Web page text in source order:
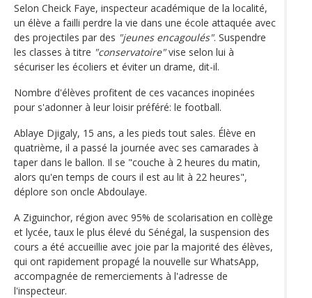
Selon Cheick Faye, inspecteur académique de la localité,
un élève a failli perdre la vie dans une école attaquée avec
des projectiles par des "jeunes encagoulés". Suspendre
les classes à titre "conservatoire"vise selon lui à
sécuriser les écoliers et éviter un drame, dit-il.
Nombre d'élèves profitent de ces vacances inopinées
pour s'adonner à leur loisir préféré: le football.
Ablaye Djigaly, 15 ans, a les pieds tout sales. Élève en
quatrième, il a passé la journée avec ses camarades à
taper dans le ballon. Il se "couche à 2 heures du matin,
alors qu'en temps de cours il est au lit à 22 heures",
déplore son oncle Abdoulaye.
A Ziguinchor, région avec 95% de scolarisation en collège
et lycée, taux le plus élevé du Sénégal, la suspension des
cours a été accueillie avec joie par la majorité des élèves,
qui ont rapidement propagé la nouvelle sur WhatsApp,
accompagnée de remerciements à l'adresse de
l'inspecteur.